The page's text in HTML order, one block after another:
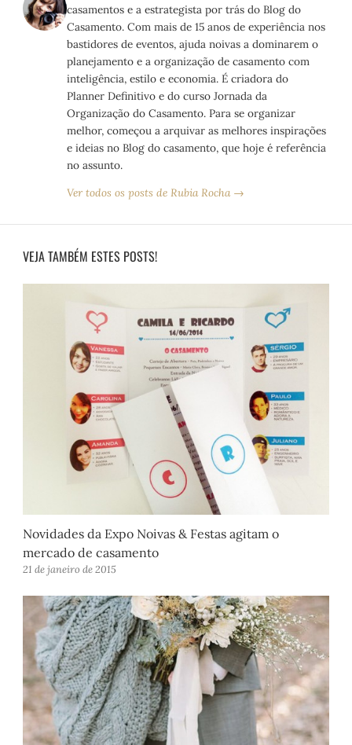
casamentos e a estrategista por trás do Blog do
Casamento. Com mais de 15 anos de experiência nos
bastidores de eventos, ajuda noivas a dominarem o
planejamento e a organização de casamento com
inteligência, estilo e economia. É criadora do
Planner Definitivo e do curso Jornada da
Organização do Casamento. Para se organizar
melhor, começou a arquivar as melhores inspirações
e ideias no Blog do casamento, que hoje é referência
no assunto.
Ver todos os posts de Rubia Rocha →
VEJA TAMBÉM ESTES POSTS!
Novidades da Expo Noivas & Festas agitam o
mercado de casamento
21 de janeiro de 2015